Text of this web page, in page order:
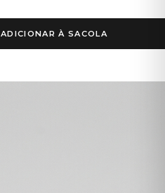
ADICIONAR À SACOLA